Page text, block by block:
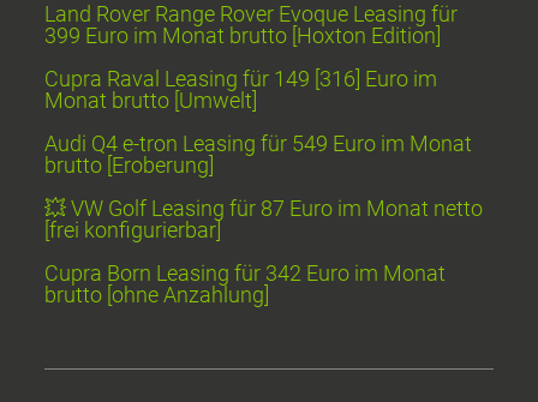
Land Rover Range Rover Evoque Leasing für
399 Euro im Monat brutto [Hoxton Edition]
Cupra Raval Leasing für 149 [316] Euro im
Monat brutto [Umwelt]
Audi Q4 e-tron Leasing für 549 Euro im Monat
brutto [Eroberung]
💥 VW Golf Leasing für 87 Euro im Monat netto
[frei konfigurierbar]
Cupra Born Leasing für 342 Euro im Monat
brutto [ohne Anzahlung]